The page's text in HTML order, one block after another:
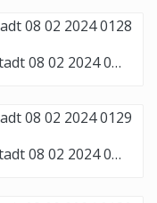
Hexenball Wiesbaden-Nordenstadt 08 02 2024 0128
Hexenball Wiesbaden-Nordenstadt 08 02 2024 0129